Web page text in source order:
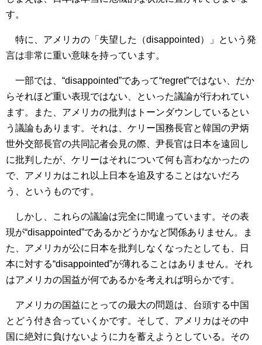
す。
特に、アメリカの「失望した（disappointed）」という発
言は非常に重い意味を持っています。
一部では、“disappointed”であって“regret”ではない、だか
らそれほど重い表現ではない、といった議論が行われてい
ます。また、アメリカの批判はトーンダウンしているとい
う議論もあります。それは、ケリー国務長官と韓国の尹炳
世外交部長官の共同記者会見の際、尹長官は日本を遠回し
に批判したが、ケリーはそれについて何も言わなかったの
で、アメリカはこれ以上日本を追及することはないだろ
う、というものです。
しかし、これらの議論は完全に間違っています。その表
現が“disappointed”であるかどうかなど関係ありません。ま
た、アメリカが公に日本を批判しなくなったとしても、日
本に対する“disappointed”が薄れることはありません。それ
はアメリカの国益が何であるかを考えれば明らかです。
アメリカの国益にとっての最大の問題は、台頭する中国
とどう付き合っていくかです。そして、アメリカはその中
国に絶対に負けないように力を蓄えようとしている。その